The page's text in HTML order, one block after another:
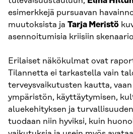
esimerkkejä pursuavan
muutoksista ja Tarja Meristö
asennoitumisia kriisiin
Erilaiset näkökulmat ovat
Tilannetta ei tarkastella vain
terveysvaikutusten kautta,
ympäristön, käyttäytymisen,
aluekehityksen ja
tuodaan niin hyviksi, kuin